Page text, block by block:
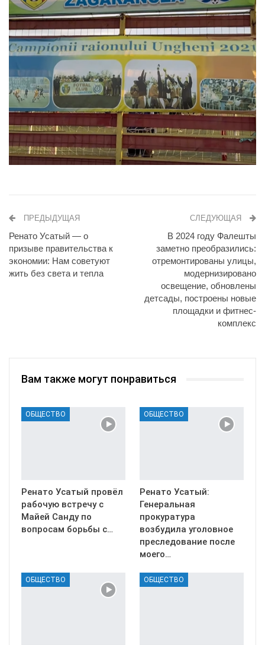
ПРЕДЫДУЩАЯ
Ренато Усатый — о
призыве правительства к
экономии: Нам советуют
жить без света и тепла
СЛЕДУЮЩАЯ
В 2024 году Фалешты
заметно преобразились:
отремонтированы улицы,
модернизировано
освещение, обновлены
детсады, построены новые
площадки и фитнес-
комплекс
Вам также могут понравиться
ОБЩЕСТВО
Ренато Усатый провёл
рабочую встречу с
Майей Санду по
вопросам борьбы с…
ОБЩЕСТВО
Ренато Усатый:
Генеральная
прокуратура
возбудила уголовное
преследование после
моего…
ОБЩЕСТВО ОБЩЕСТВО